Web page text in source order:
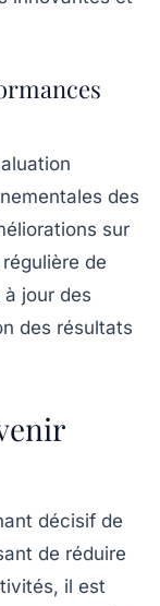
des
sur
de
jour des
des résultats
décisif de
de réduire
il est